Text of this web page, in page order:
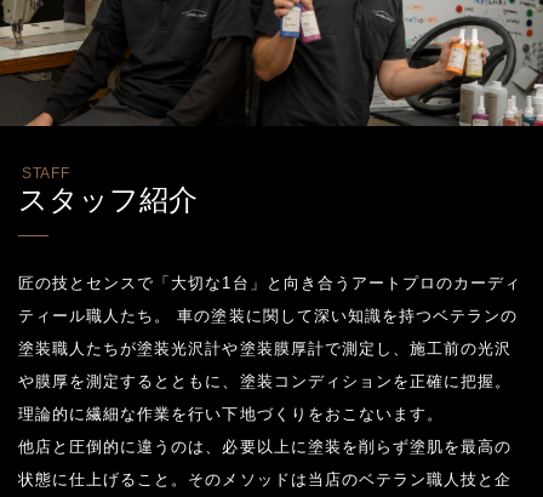
STAFF
スタッフ紹介
匠の技とセンスで「大切な1台」と向き合うアートプロのカーディ
ティール職人たち。 車の塗装に関して深い知識を持つベテランの
塗装職人たちが塗装光沢計や塗装膜厚計で測定し、施工前の光沢
や膜厚を測定するとともに、塗装コンディションを正確に把握。
理論的に繊細な作業を行い下地づくりをおこないます。
他店と圧倒的に違うのは、必要以上に塗装を削らず塗肌を最高の
状態に仕上げること。そのメソッドは当店のベテラン職人技と企